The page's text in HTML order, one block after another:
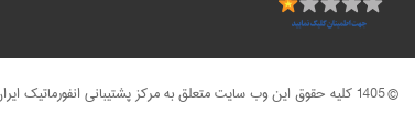
© 1405 کلیه حقوق این وب سایت متعلق به مرکز پشتیبانی انفورماتیک ایران نماینده فروش کیونپ QNAP می باشد .